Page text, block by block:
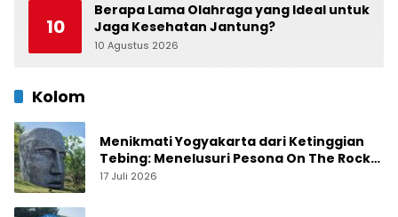
10
Berapa Lama Olahraga yang Ideal untuk
Jaga Kesehatan Jantung?
10 Agustus 2026
Kolom
Menikmati Yogyakarta dari Ketinggian
Tebing: Menelusuri Pesona On The Rock
Jogja yang Sedang Naik Daun
17 Juli 2026